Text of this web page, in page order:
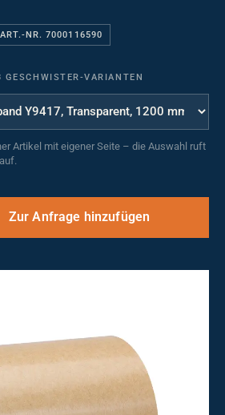
ART.-NR. 7000116590
GESCHWISTER-VARIANTEN
Artikel mit eigener Seite – die Auswahl ruft